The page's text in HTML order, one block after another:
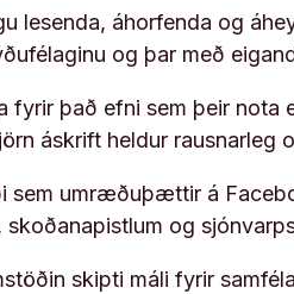
lesenda, áhorfenda og
og þar með
fyrir það efni sem þeir nota
áskrift heldur rausnarleg
sem umræðuþættir á
skoðanapistlum og
skipti máli fyrir